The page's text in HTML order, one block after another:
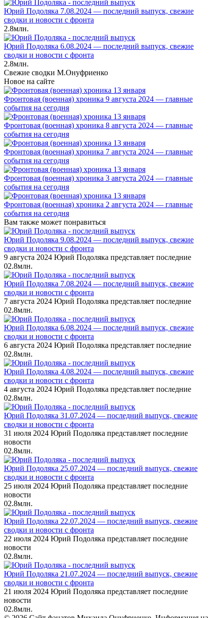
Юрий Подоляка 7.08.2024 — последний выпуск, свежие
сводки и новости с фронта
2.8млн.
Юрий Подоляка 6.08.2024 — последний выпуск, свежие
сводки и новости с фронта
2.8млн.
Свежие сводки М.Онуфриенко
Новое на сайте
Фронтовая (военная) хроника 9 августа 2024 — главные
события на сегодня
Фронтовая (военная) хроника 8 августа 2024 — главные
события на сегодня
Фронтовая (военная) хроника 7 августа 2024 — главные
события на сегодня
Фронтовая (военная) хроника 3 августа 2024 — главные
события на сегодня
Фронтовая (военная) хроника 2 августа 2024 — главные
события на сегодня
Вам также может понравиться
Юрий Подоляка 9.08.2024 — последний выпуск, свежие
сводки и новости с фронта
9 августа 2024 Юрий Подоляка представляет последние
02.8млн.
Юрий Подоляка 7.08.2024 — последний выпуск, свежие
сводки и новости с фронта
7 августа 2024 Юрий Подоляка представляет последние
02.8млн.
Юрий Подоляка 6.08.2024 — последний выпуск, свежие
сводки и новости с фронта
6 августа 2024 Юрий Подоляка представляет последние
02.8млн.
Юрий Подоляка 4.08.2024 — последний выпуск, свежие
сводки и новости с фронта
4 августа 2024 Юрий Подоляка представляет последние
02.8млн.
Юрий Подоляка 31.07.2024 — последний выпуск, свежие
сводки и новости с фронта
31 июля 2024 Юрий Подоляка представляет последние
новости
02.8млн.
Юрий Подоляка 25.07.2024 — последний выпуск, свежие
сводки и новости с фронта
25 июля 2024 Юрий Подоляка представляет последние
новости
02.8млн.
Юрий Подоляка 22.07.2024 — последний выпуск, свежие
сводки и новости с фронта
22 июля 2024 Юрий Подоляка представляет последние
новости
02.8млн.
Юрий Подоляка 21.07.2024 — последний выпуск, свежие
сводки и новости с фронта
21 июля 2024 Юрий Подоляка представляет последние
новости
02.8млн.